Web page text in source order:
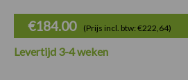
€184.00 (Prijs incl. btw: €222,64)
Levertijd 3-4 weken